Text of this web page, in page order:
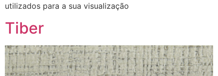
utilizados para a sua visualização
Tiber